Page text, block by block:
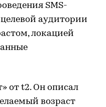
SMS-
аудитории
локацией
от t2. Он описал
возраст